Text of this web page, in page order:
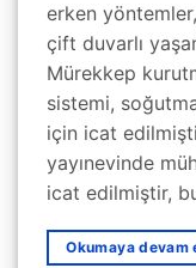
erken
çift duvarlı
Mürekkep
sistemi,
için icat
yayınevinde
icat edilmiştir,
Okumaya devam